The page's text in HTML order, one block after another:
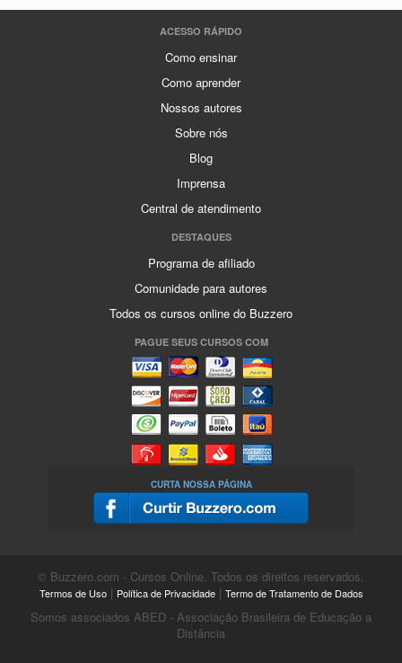
ACESSO RÁPIDO
Como ensinar
Como aprender
Nossos autores
Sobre nós
Blog
Imprensa
Central de atendimento
DESTAQUES
Programa de afiliado
Comunidade para autores
Todos os cursos online do Buzzero
PAGUE SEUS CURSOS COM
CURTA NOSSA PÁGINA
© Buzzero.com - Cursos Online. Todos os direitos reservados.
Termos de Uso| Política de Privacidade| Termo de Tratamento de Dados
Somos associados ABED - Associação Brasileira de Educação a
Distância